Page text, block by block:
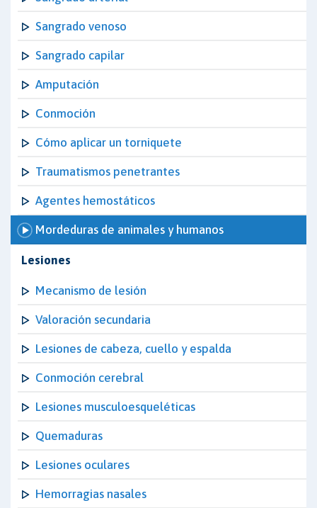
Sangrado venoso
Sangrado capilar
Amputación
Conmoción
Cómo aplicar un torniquete
Traumatismos penetrantes
Agentes hemostáticos
Mordeduras de animales y humanos
Lesiones
Mecanismo de lesión
Valoración secundaria
Lesiones de cabeza, cuello y espalda
Conmoción cerebral
Lesiones musculoesqueléticas
Quemaduras
Lesiones oculares
Hemorragias nasales